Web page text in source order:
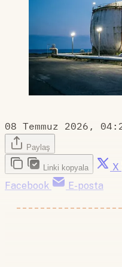
08 Temmuz 2026,
Paylaş
Linki kopyala X
Facebook
E-posta